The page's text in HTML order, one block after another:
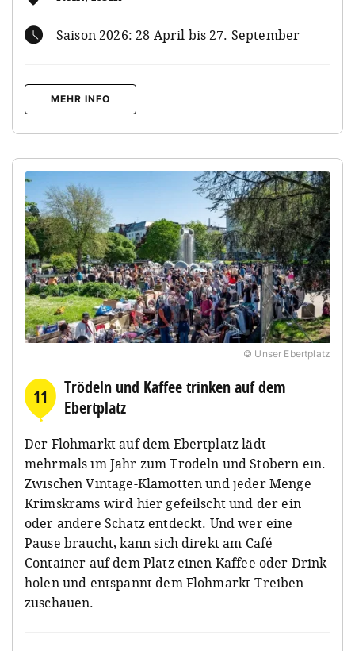
Saison 2026: 28 April bis 27. September
MEHR INFO
© Unser Ebertplatz
11
Trödeln und Kaffee trinken auf dem
Ebertplatz
Der Flohmarkt auf dem Ebertplatz lädt
mehrmals im Jahr zum Trödeln und Stöbern ein.
Zwischen Vintage-Klamotten und jeder Menge
Krimskrams wird hier gefeilscht und der ein
oder andere Schatz entdeckt. Und wer eine
Pause braucht, kann sich direkt am Café
Container auf dem Platz einen Kaffee oder Drink
holen und entspannt dem Flohmarkt-Treiben
zuschauen.